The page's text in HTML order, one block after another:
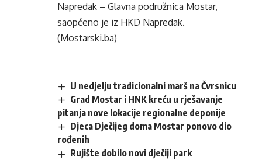
Napredak – Glavna podružnica Mostar,
saopćeno je iz HKD Napredak.
(Mostarski.ba)
U nedjelju tradicionalni marš na Čvrsnicu
Grad Mostar i HNK kreću u rješavanje
pitanja nove lokacije regionalne deponije
Djeca Dječijeg doma Mostar ponovo dio
rođenih
Rujište dobilo novi dječiji park